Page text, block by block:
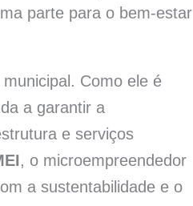
parte para o bem-estar
Como ele é
a garantir a
e serviços
, o microempreendedor
a sustentabilidade e o